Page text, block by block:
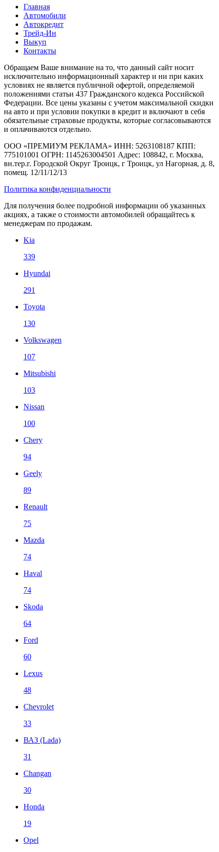
Главная
Автомобили
Автокредит
Трейд-Ин
Выкуп
Контакты
Обращаем Ваше внимание на то, что данный сайт носит
исключительно информационный характер и ни при каких
условиях не является публичной офертой, определяемой
положениями статьи 437 Гражданского кодекса Российской
Федерации. Все цены указаны с учетом максимальной скидки
на авто и при условии покупки в кредит и включают в себя
обязательные страховые продукты, которые согласовываются
и оплачиваются отдельно.
ООО «ПРЕМИУМ РЕКЛАМА» ИНН: 5263108187 КПП:
775101001 ОГРН: 1145263004501 Адрес: 108842, г. Москва,
вн.тер.г. Городской Округ Троицк, г Троицк, ул Нагорная, д. 8,
помещ. 12/11/12/13
Политика конфиденциальности
Для получения более подробной информации об указанных
акциях, а также о стоимости автомобилей обращайтесь к
менеджерам по продажам.
Kia
339
Hyundai
291
Toyota
130
Volkswagen
107
Mitsubishi
103
Nissan
100
Chery
94
Geely
89
Renault
75
Mazda
74
Haval
74
Skoda
64
Ford
60
Lexus
48
Chevrolet
33
ВАЗ (Lada)
31
Changan
30
Honda
19
Opel